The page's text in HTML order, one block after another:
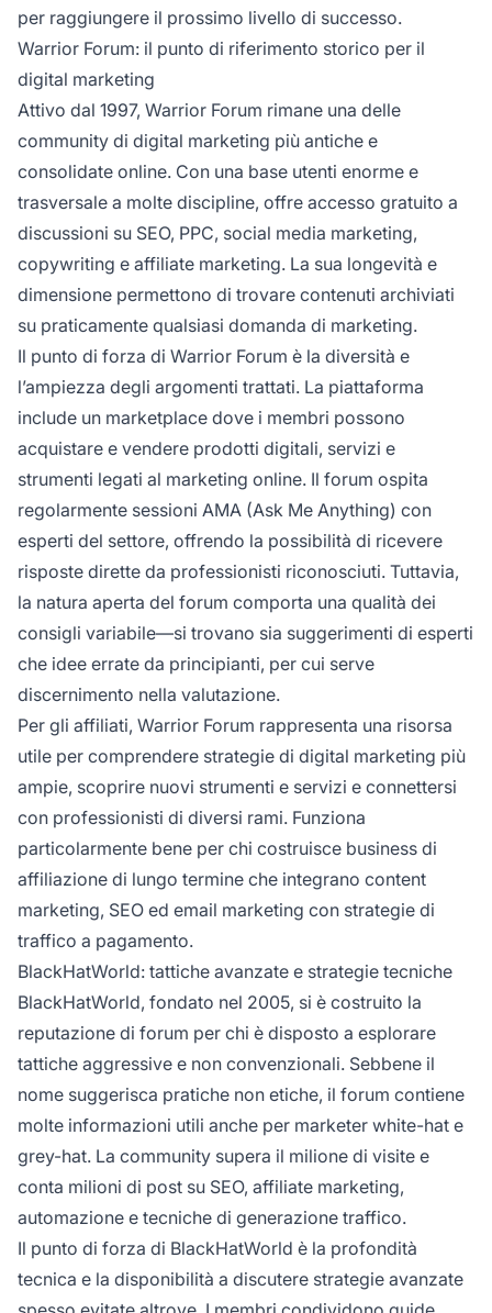
per raggiungere il prossimo livello di successo.
Warrior Forum: il punto di riferimento storico per il
digital marketing
Attivo dal 1997, Warrior Forum rimane una delle
community di digital marketing più antiche e
consolidate online. Con una base utenti enorme e
trasversale a molte discipline, offre accesso gratuito a
discussioni su SEO, PPC, social media marketing,
copywriting e affiliate marketing. La sua longevità e
dimensione permettono di trovare contenuti archiviati
su praticamente qualsiasi domanda di marketing.
Il punto di forza di Warrior Forum è la diversità e
l’ampiezza degli argomenti trattati. La piattaforma
include un marketplace dove i membri possono
acquistare e vendere prodotti digitali, servizi e
strumenti legati al marketing online. Il forum ospita
regolarmente sessioni AMA (Ask Me Anything) con
esperti del settore, offrendo la possibilità di ricevere
risposte dirette da professionisti riconosciuti. Tuttavia,
la natura aperta del forum comporta una qualità dei
consigli variabile—si trovano sia suggerimenti di esperti
che idee errate da principianti, per cui serve
discernimento nella valutazione.
Per gli affiliati, Warrior Forum rappresenta una risorsa
utile per comprendere strategie di digital marketing più
ampie, scoprire nuovi strumenti e servizi e connettersi
con professionisti di diversi rami. Funziona
particolarmente bene per chi costruisce business di
affiliazione di lungo termine che integrano content
marketing, SEO ed email marketing con strategie di
traffico a pagamento.
BlackHatWorld: tattiche avanzate e strategie tecniche
BlackHatWorld, fondato nel 2005, si è costruito la
reputazione di forum per chi è disposto a esplorare
tattiche aggressive e non convenzionali. Sebbene il
nome suggerisca pratiche non etiche, il forum contiene
molte informazioni utili anche per marketer white-hat e
grey-hat. La community supera il milione di visite e
conta milioni di post su SEO, affiliate marketing,
automazione e tecniche di generazione traffico.
Il punto di forza di BlackHatWorld è la profondità
tecnica e la disponibilità a discutere strategie avanzate